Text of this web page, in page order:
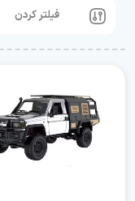
فیلتر کردن